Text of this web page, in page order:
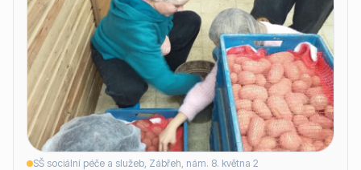
SŠ sociální péče a služeb, Zábřeh, nám. 8. května 2